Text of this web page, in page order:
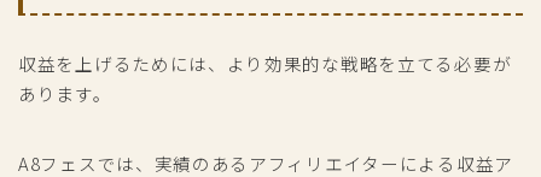
収益を上げるためには、より効果的な戦略を立てる必要が
あります。
A8フェスでは、実績のあるアフィリエイターによる収益ア